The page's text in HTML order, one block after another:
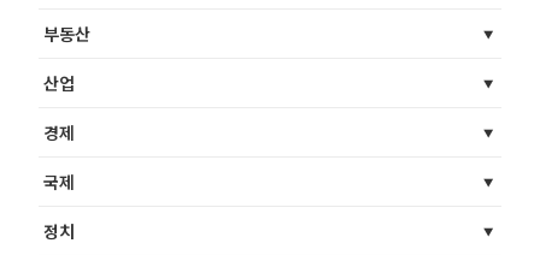
부동산
산업
경제
국제
정치